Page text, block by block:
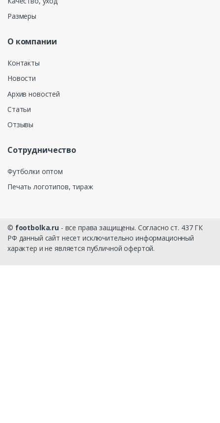
Размеры
О компании
Контакты
Новости
Архив новостей
Статьи
Отзывы
Сотрудничество
Футболки оптом
Печать логотипов, тираж
© footbolka.ru - все права защищены. Согласно ст. 437 ГК
РФ данный сайт несет исключительно информационный
характер и не является публичной офертой.